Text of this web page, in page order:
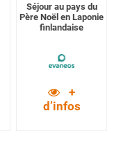
Séjour au pays du
Père Noël en Laponie
finlandaise
+
d’infos